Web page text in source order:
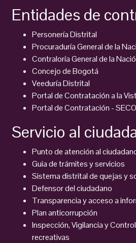
Entidades de
Personería Distrital
Procuraduría General de la
Contraloría General de la
Concejo de Bogotá
Veeduría Distrital
Portal de Contratación a la
Portal de Contratación -
Servicio al
Punto de atención al
Guia de trámites y servicios
Sistema distrital de quejas y
Defensor del ciudadano
Transparencia y acceso a
Plan anticorrupción
Inspección, Vigilancia y
recreativas